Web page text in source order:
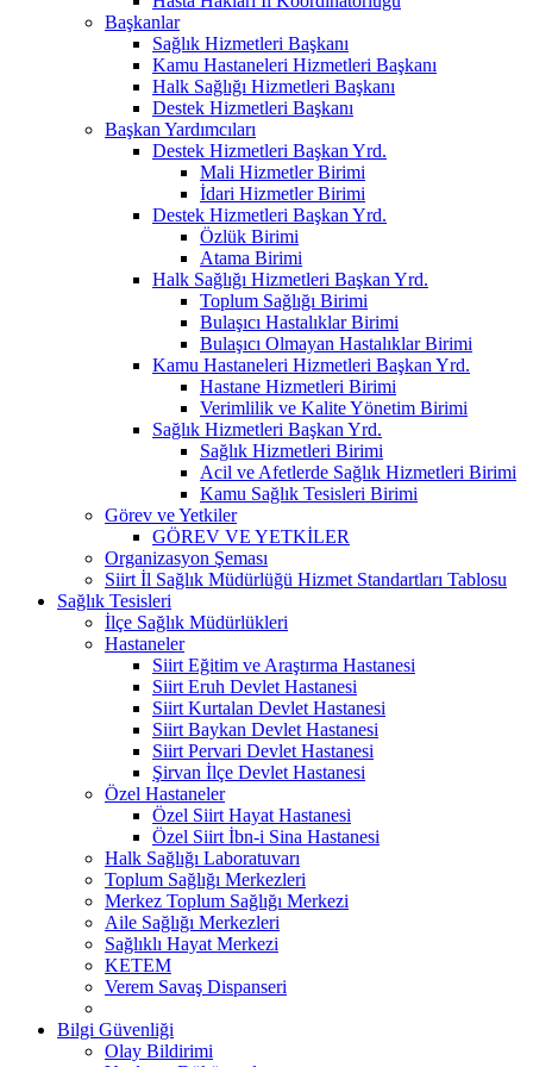
Başkanlar
Sağlık Hizmetleri Başkanı
Kamu Hastaneleri Hizmetleri Başkanı
Halk Sağlığı Hizmetleri Başkanı
Destek Hizmetleri Başkanı
Başkan Yardımcıları
Destek Hizmetleri Başkan Yrd.
Mali Hizmetler Birimi
İdari Hizmetler Birimi
Destek Hizmetleri Başkan Yrd.
Özlük Birimi
Atama Birimi
Halk Sağlığı Hizmetleri Başkan Yrd.
Toplum Sağlığı Birimi
Bulaşıcı Hastalıklar Birimi
Bulaşıcı Olmayan Hastalıklar Birimi
Kamu Hastaneleri Hizmetleri Başkan Yrd.
Hastane Hizmetleri Birimi
Verimlilik ve Kalite Yönetim Birimi
Sağlık Hizmetleri Başkan Yrd.
Sağlık Hizmetleri Birimi
Acil ve Afetlerde Sağlık Hizmetleri Birimi
Kamu Sağlık Tesisleri Birimi
Görev ve Yetkiler
GÖREV VE YETKİLER
Organizasyon Şeması
Siirt İl Sağlık Müdürlüğü Hizmet Standartları Tablosu
Sağlık Tesisleri
İlçe Sağlık Müdürlükleri
Hastaneler
Siirt Eğitim ve Araştırma Hastanesi
Siirt Eruh Devlet Hastanesi
Siirt Kurtalan Devlet Hastanesi
Siirt Baykan Devlet Hastanesi
Siirt Pervari Devlet Hastanesi
Şirvan İlçe Devlet Hastanesi
Özel Hastaneler
Özel Siirt Hayat Hastanesi
Özel Siirt İbn-i Sina Hastanesi
Halk Sağlığı Laboratuvarı
Toplum Sağlığı Merkezleri
Merkez Toplum Sağlığı Merkezi
Aile Sağlığı Merkezleri
Sağlıklı Hayat Merkezi
KETEM
Verem Savaş Dispanseri
Bilgi Güvenliği
Olay Bildirimi